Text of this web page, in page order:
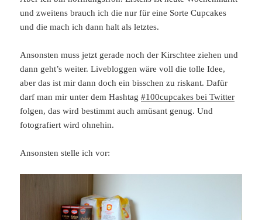
und zweitens brauch ich die nur für eine Sorte Cupcakes
und die mach ich dann halt als letztes.
Ansonsten muss jetzt gerade noch der Kirschtee ziehen und
dann geht’s weiter. Livebloggen wäre voll die tolle Idee,
aber das ist mir dann doch ein bisschen zu riskant. Dafür
darf man mir unter dem Hashtag#100cupcakes bei Twitter
folgen, das wird bestimmt auch amüsant genug. Und
fotografiert wird ohnehin.
Ansonsten stelle ich vor: